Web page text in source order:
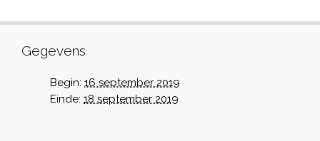
Gegevens
Begin: 16 september 2019
Einde: 18 september 2019